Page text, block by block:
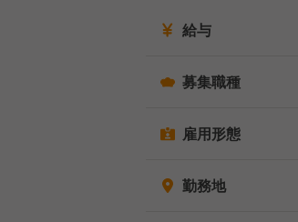
給与
募集職種
雇用形態
勤務地